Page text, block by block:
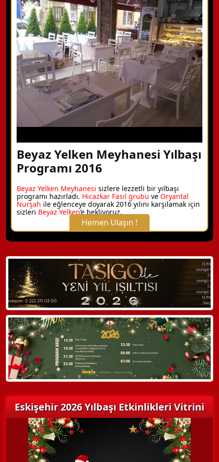
Beyaz Yelken Meyhanesi Yılbaşı
Programı 2016
Beyaz Yelken Meyhanesi sizlere lezzetli bir yılbaşı
programı hazırladı. Hicazkar Fasıl grubu veOryantal
Nurşah ile eğlenceye doyarak 2016 yılını karşılamak için
sizleri Beyaz Yelken’e bekliyoruz.
Hemen Ulaşın !
X Kapat
WhatsApp ile Bilgi Alın
Hemen Arayın
Detaylı Bilgi Alın
Eskişehir 2026 Yılbaşı Etkinlikleri Vitrini